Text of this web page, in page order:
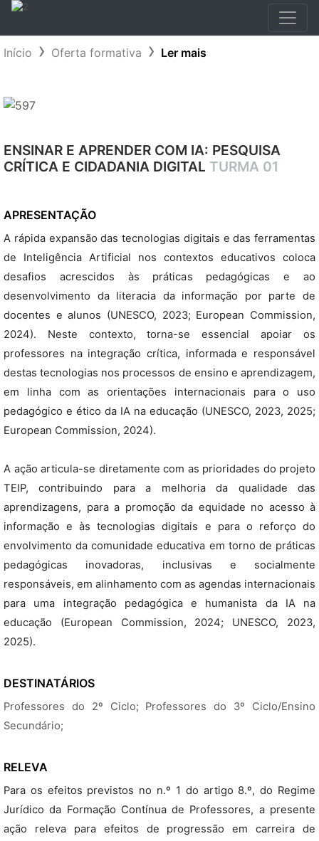
Início Oferta formativa Ler mais
ENSINAR E APRENDER COM IA: PESQUISA
CRÍTICA E CIDADANIA DIGITAL TURMA 01
APRESENTAÇÃO
A rápida expansão das tecnologias digitais e das ferramentas
de Inteligência Artificial nos contextos educativos coloca
desafios acrescidos às práticas pedagógicas e ao
desenvolvimento da literacia da informação por parte de
docentes e alunos (UNESCO, 2023; European Commission,
2024). Neste contexto, torna-se essencial apoiar os
professores na integração crítica, informada e responsável
destas tecnologias nos processos de ensino e aprendizagem,
em linha com as orientações internacionais para o uso
pedagógico e ético da IA na educação (UNESCO, 2023, 2025;
European Commission, 2024).
A ação articula-se diretamente com as prioridades do projeto
TEIP, contribuindo para a melhoria da qualidade das
aprendizagens, para a promoção da equidade no acesso à
informação e às tecnologias digitais e para o reforço do
envolvimento da comunidade educativa em torno de práticas
pedagógicas inovadoras, inclusivas e socialmente
responsáveis, em alinhamento com as agendas internacionais
para uma integração pedagógica e humanista da IA na
educação (European Commission, 2024; UNESCO, 2023,
2025).
DESTINATÁRIOS
Professores do 2º Ciclo; Professores do 3º Ciclo/Ensino
Secundário;
RELEVA
Para os efeitos previstos no n.º 1 do artigo 8.º, do Regime
Jurídico da Formação Contínua de Professores, a presente
ação releva para efeitos de progressão em carreira de